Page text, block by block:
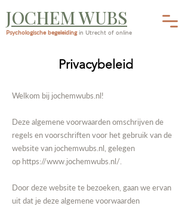
JOCHEM WUBS
Psychologische begeleidingin Utrecht of online
Privacybeleid
Welkom bij jochemwubs.nl!
Deze algemene voorwaarden omschrijven de
regels en voorschriften voor het gebruik van de
website van jochemwubs.nl , gelegen
op https://www.jochemwubs.nl/
Door deze website te bezoeken, gaan we ervan
uit dat je deze algemene voorwaarden